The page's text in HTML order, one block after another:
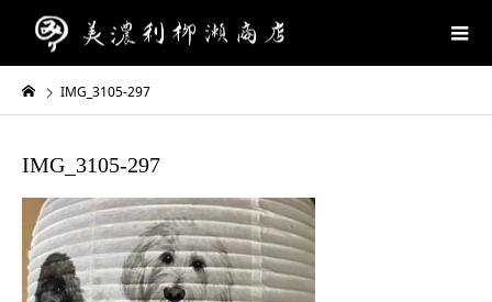
IMG_3105-297
IMG_3105-297